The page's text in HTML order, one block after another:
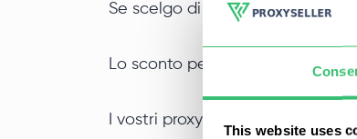
This website uses
Se scelgo di noleggiare dei
Lo sconto per i noleggi più
I vostri proxy sono condivisi o